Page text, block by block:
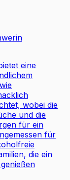
eine
wobei die
und die
für ein
für
die ein